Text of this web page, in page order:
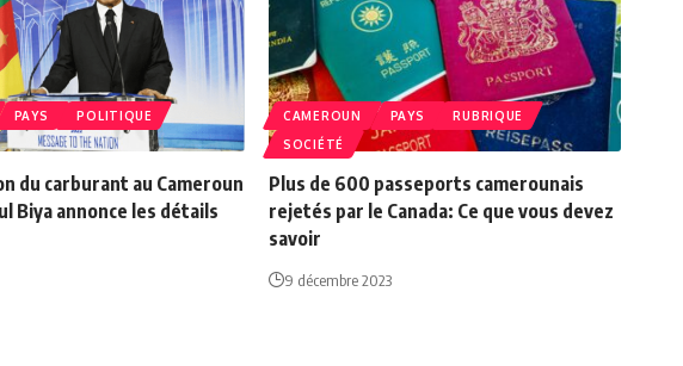
PAYS
POLITIQUE
du carburant au Cameroun
Biya annonce les détails
CAMEROUN PAYS
RUBRIQUE
SOCIÉTÉ
Plus de 600 passeports camerounais
rejetés par le Canada: Ce que vous devez
savoir
9 décembre 2023